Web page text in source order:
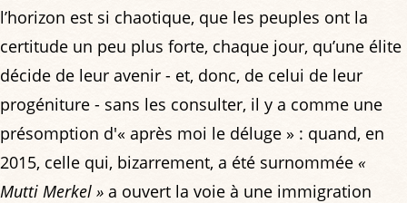
l’horizon est si chaotique, que les peuples ont la
certitude un peu plus forte, chaque jour, qu’une élite
décide de leur avenir - et, donc, de celui de leur
progéniture - sans les consulter, il y a comme une
présomption d'« après moi le déluge » : quand, en
2015, celle qui, bizarrement, a été surnommée «
Mutti Merkel » a ouvert la voie à une immigration